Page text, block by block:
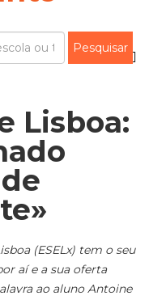
Lisboa:
(ESELx) tem o seu
aí e a sua oferta
ao aluno Antoine